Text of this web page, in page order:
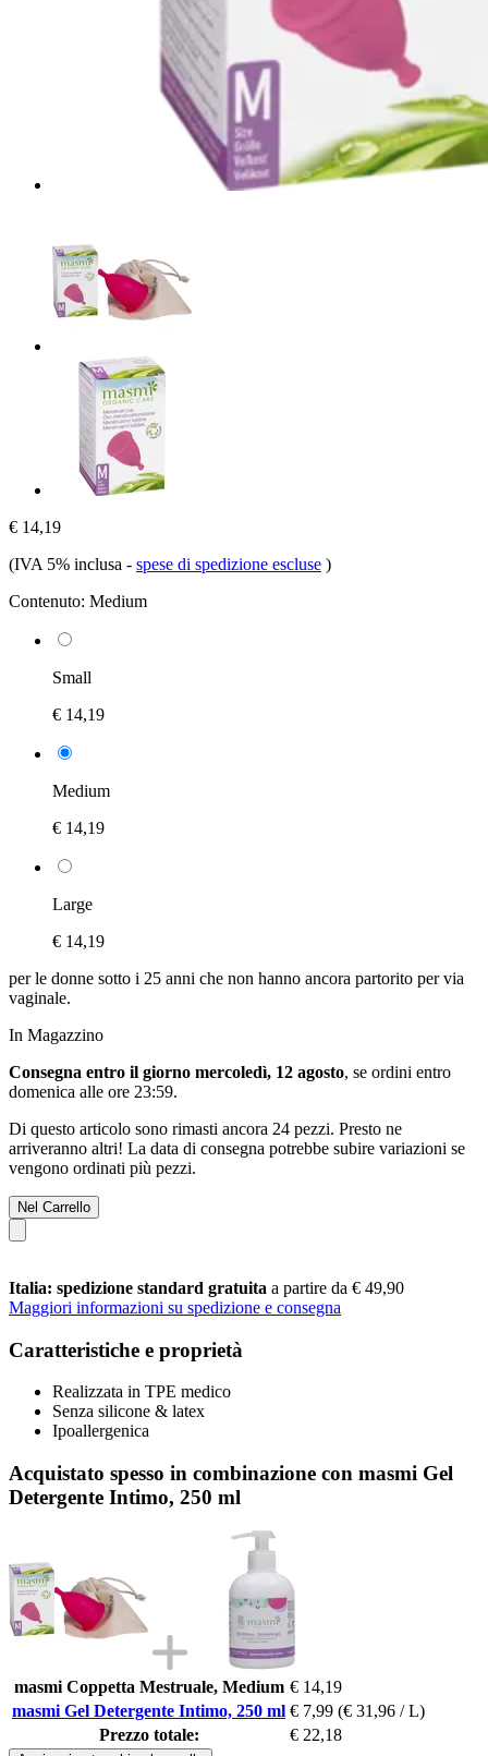
€ 14,19
(IVA 5% inclusa - spese di spedizione escluse )
Contenuto: Medium
Small
€ 14,19
Medium
€ 14,19
Large
€ 14,19
per le donne sotto i 25 anni che non hanno ancora partorito per via
vaginale.
In Magazzino
Consegna entro il giorno mercoledì, 12 agosto, se ordini entro
domenica alle ore 23:59.
Di questo articolo sono rimasti ancora 24 pezzi. Presto ne
arriveranno altri! La data di consegna potrebbe subire variazioni se
vengono ordinati più pezzi.
Nel Carrello
Italia: spedizione standard gratuita a partire da € 49,90
Maggiori informazioni su spedizione e consegna
Caratteristiche e proprietà
Realizzata in TPE medico
Senza silicone & latex
Ipoallergenica
Acquistato spesso in combinazione con masmi Gel
Detergente Intimo, 250 ml
masmi Coppetta Mestruale, Medium € 14,19
masmi Gel Detergente Intimo, 250 ml € 7,99 (€ 31,96 / L)
Prezzo totale:
€ 22,18